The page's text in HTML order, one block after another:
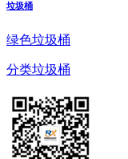
垃圾桶
绿色垃圾桶
分类垃圾桶